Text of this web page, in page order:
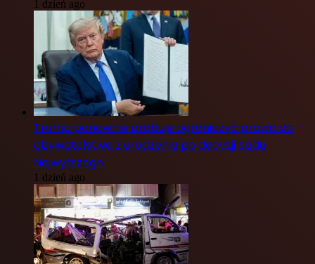
1 dzień ago
Trump ponownie próbuje ograniczyć prawo do
obywatelstwa z urodzenia po decyzji Sądu
Najwyższego
1 dzień ago